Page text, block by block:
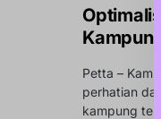
Petta –
perhatian
kampung